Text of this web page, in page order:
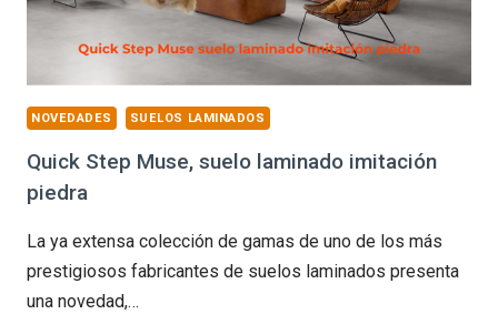
Y
PRODUCTOS
RECOMENDADOS
NOVEDADES SUELOS LAMINADOS
Quick Step Muse, suelo laminado imitación
piedra
La ya extensa colección de gamas de uno de los más
prestigiosos fabricantes de suelos laminados presenta
una novedad,…